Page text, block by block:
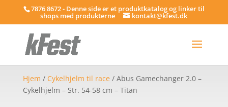
7876 8672 - Denne side er et produktkatalog og linker til
shops med produkterne kontakt@kfest.dk
Hjem / Cykelhjelm til race / Abus Gamechanger 2.0 –
Cykelhjelm – Str. 54-58 cm – Titan